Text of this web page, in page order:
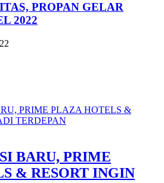
PROPAN GELAR
2022
BARU, PRIME
& RESORT INGIN